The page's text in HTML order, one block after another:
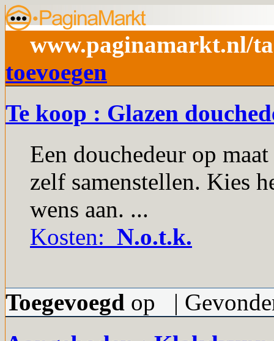
www.paginamarkt.nl/
toevoegen
Te koop : Glazen
Een douchedeur op
zelf samenstellen. Kies
wens aan. ...
Kosten: N.o.t.k.
Toegevoegd op |